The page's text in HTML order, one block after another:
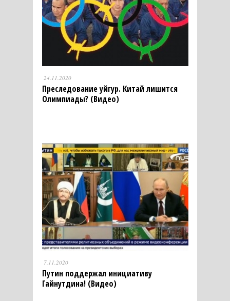
24.11.2020
Преследование уйгур. Китай лишится
Олимпиады? (Видео)
7.11.2020
Путин поддержал инициативу
Гайнутдина! (Видео)